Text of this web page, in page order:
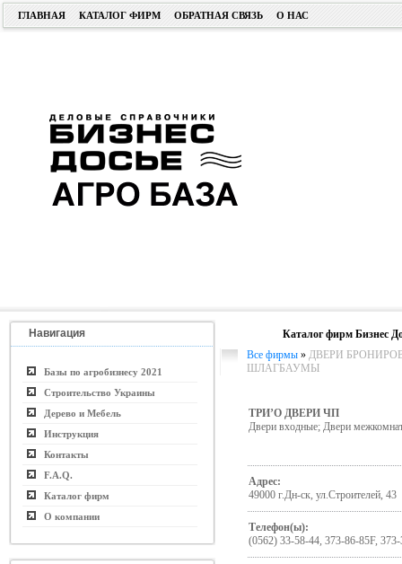
ГЛАВНАЯ КАТАЛОГ ФИРМ ОБРАТНАЯ СВЯЗЬ О НАС
Навигация
Базы по агробизнесу 2021
Строительство Украины
Дерево и Мебель
Инструкция
Контакты
F.A.Q.
Каталог фирм
О компании
Каталог фирм Бизнес
Все фирмы » ДВЕРИ
ШЛАГБАУМЫ
ТРИ’О ДВЕРИ ЧП
Двери входные; Двери
Адрес:
49000 г.Дн-ск, ул.Строителей, 43
Телефон(ы):
(0562) 33-58-44, 373-86-85F,